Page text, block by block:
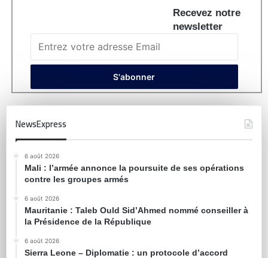
Recevez notre
newsletter
NewsExpress
6 août 2026
Mali : l’armée annonce la poursuite de ses opérations
contre les groupes armés
6 août 2026
Mauritanie : Taleb Ould Sid’Ahmed nommé conseiller à
la Présidence de la République
6 août 2026
Sierra Leone – Diplomatie : un protocole d’accord